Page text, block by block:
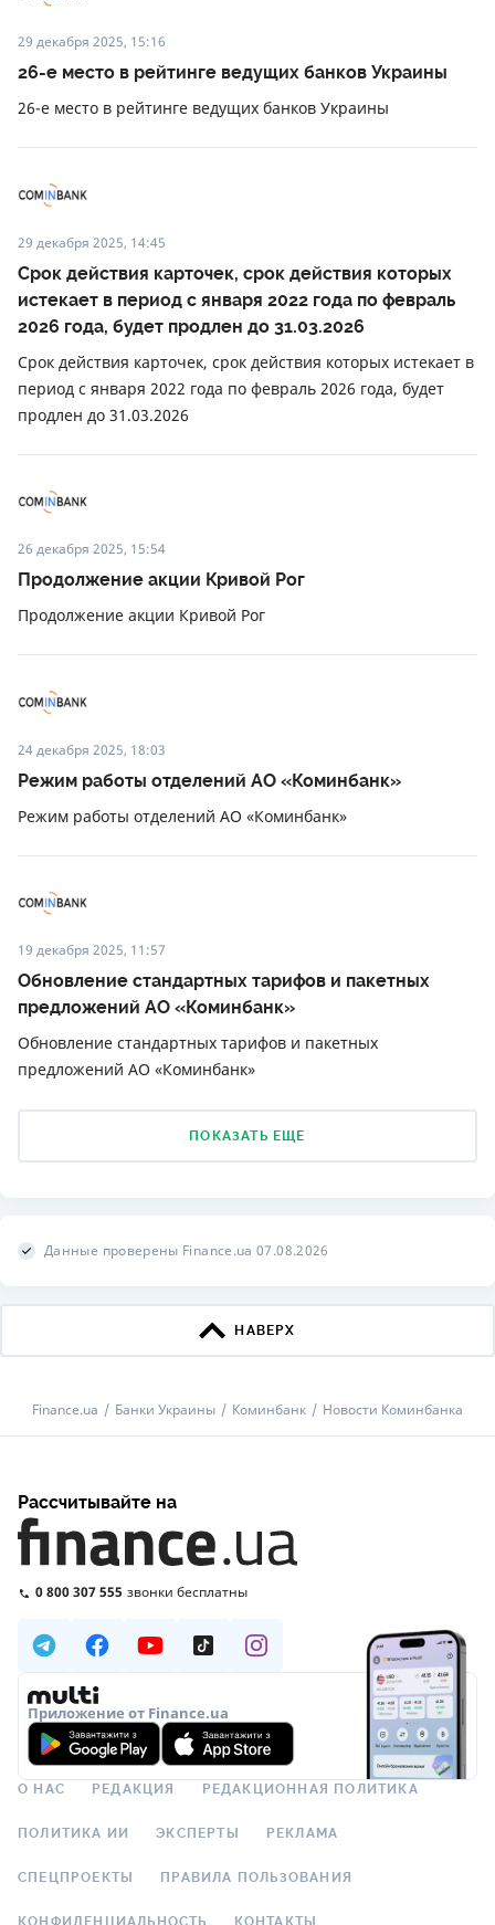
29 декабря 2025, 15:16
26-е место в рейтинге ведущих банков Украины
26-е место в рейтинге ведущих банков Украины
29 декабря 2025, 14:45
Срок действия карточек, срок действия которых
истекает в период с января 2022 года по февраль
2026 года, будет продлен до 31.03.2026
Срок действия карточек, срок действия которых истекает в
период с января 2022 года по февраль 2026 года, будет
продлен до 31.03.2026
26 декабря 2025, 15:54
Продолжение акции Кривой Рог
Продолжение акции Кривой Рог
24 декабря 2025, 18:03
Режим работы отделений АО «Коминбанк»
Режим работы отделений АО «Коминбанк»
19 декабря 2025, 11:57
Обновление стандартных тарифов и пакетных
предложений АО «Коминбанк»
Обновление стандартных тарифов и пакетных
предложений АО «Коминбанк»
ПОКАЗАТЬ ЕЩЕ
Данные проверены Finance.ua 07.08.2026
НАВЕРХ
Finance.ua Банки Украины Коминбанк Новости Коминбанка
Рассчитывайте на
0 800 307 555 звонки бесплатны
Приложение от Finance.ua
О НАС РЕДАКЦИЯ РЕДАКЦИОННАЯ ПОЛИТИКА
ПОЛИТИКА ИИ ЭКСПЕРТЫ РЕКЛАМА
СПЕЦПРОЕКТЫ ПРАВИЛА ПОЛЬЗОВАНИЯ
КОНФИДЕНЦИАЛЬНОСТЬ КОНТАКТЫ